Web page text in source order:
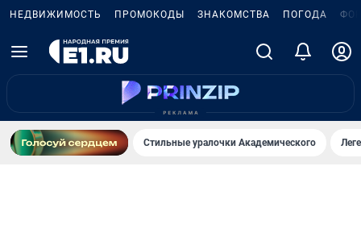
НЕДВИЖИМОСТЬ ПРОМОКОДЫ ЗНАКОМСТВА ПОГОДА
Стильные уралочки Академического